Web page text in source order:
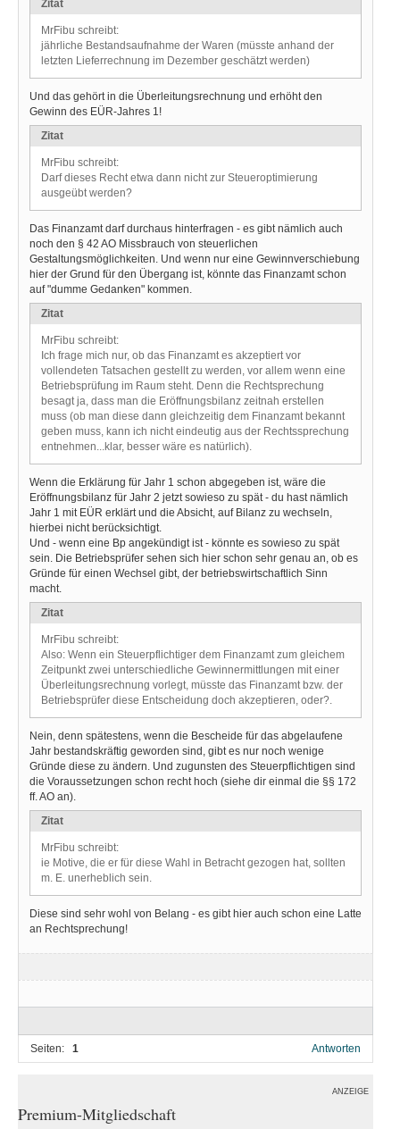
Zitat
MrFibu schreibt:
jährliche Bestandsaufnahme der Waren (müsste anhand der
letzten Lieferrechnung im Dezember geschätzt werden)
Und das gehört in die Überleitungsrechnung und erhöht den
Gewinn des EÜR-Jahres 1!
Zitat
MrFibu schreibt:
Darf dieses Recht etwa dann nicht zur Steueroptimierung
ausgeübt werden?
Das Finanzamt darf durchaus hinterfragen - es gibt nämlich auch
noch den § 42 AO Missbrauch von steuerlichen
Gestaltungsmöglichkeiten. Und wenn nur eine Gewinnverschiebung
hier der Grund für den Übergang ist, könnte das Finanzamt schon
auf "dumme Gedanken" kommen.
Zitat
MrFibu schreibt:
Ich frage mich nur, ob das Finanzamt es akzeptiert vor
vollendeten Tatsachen gestellt zu werden, vor allem wenn eine
Betriebsprüfung im Raum steht. Denn die Rechtsprechung
besagt ja, dass man die Eröffnungsbilanz zeitnah erstellen
muss (ob man diese dann gleichzeitig dem Finanzamt bekannt
geben muss, kann ich nicht eindeutig aus der Rechtssprechung
entnehmen...klar, besser wäre es natürlich).
Wenn die Erklärung für Jahr 1 schon abgegeben ist, wäre die
Eröffnungsbilanz für Jahr 2 jetzt sowieso zu spät - du hast nämlich
Jahr 1 mit EÜR erklärt und die Absicht, auf Bilanz zu wechseln,
hierbei nicht berücksichtigt.
Und - wenn eine Bp angekündigt ist - könnte es sowieso zu spät
sein. Die Betriebsprüfer sehen sich hier schon sehr genau an, ob es
Gründe für einen Wechsel gibt, der betriebswirtschaftlich Sinn
macht.
Zitat
MrFibu schreibt:
Also: Wenn ein Steuerpflichtiger dem Finanzamt zum gleichem
Zeitpunkt zwei unterschiedliche Gewinnermittlungen mit einer
Überleitungsrechnung vorlegt, müsste das Finanzamt bzw. der
Betriebsprüfer diese Entscheidung doch akzeptieren, oder?.
Nein, denn spätestens, wenn die Bescheide für das abgelaufene
Jahr bestandskräftig geworden sind, gibt es nur noch wenige
Gründe diese zu ändern. Und zugunsten des Steuerpflichtigen sind
die Voraussetzungen schon recht hoch (siehe dir einmal die §§ 172
ff. AO an).
Zitat
MrFibu schreibt:
ie Motive, die er für diese Wahl in Betracht gezogen hat, sollten
m. E. unerheblich sein.
Diese sind sehr wohl von Belang - es gibt hier auch schon eine Latte
an Rechtsprechung!
Seiten: 1 Antworten
ANZEIGE
Premium-Mitgliedschaft